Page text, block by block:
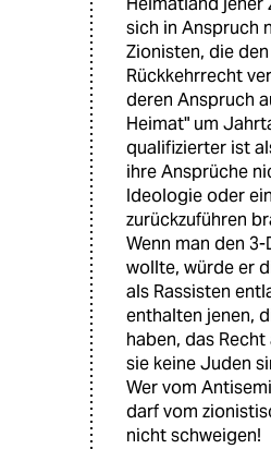
sich in Anspruch
Zionisten, die
Rückkehrrecht
deren Anspruch
Heimat" um
qualifizierter ist
ihre Ansprüche
Ideologie oder
zurückzuführen
Wenn man den
wollte, würde er
als Rassisten
enthalten jenen,
haben, das
sie keine Juden
Wer vom
darf vom
nicht schweigen!